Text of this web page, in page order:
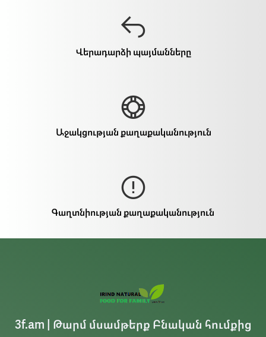
Վերադարձի պայմանները
Աջակցության քաղաքականություն
Գաղտնիության քաղաքականություն
3f.am | Թարմ մսամթերք Բնական հումքից